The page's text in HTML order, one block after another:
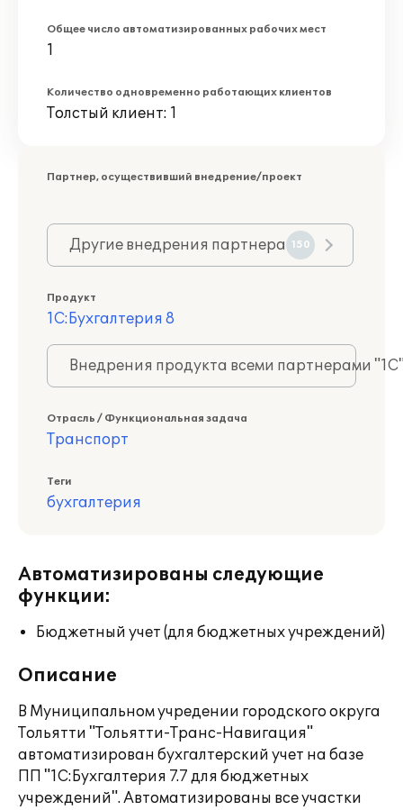
Общее число автоматизированных рабочих мест
1
Количество одновременно работающих клиентов
Толстый клиент: 1
Партнер, осуществивший внедрение/проект
Другие внедрения партнера 150
Продукт
1С:Бухгалтерия 8
Внедрения продукта всеми партнерами
Отрасль / Функциональная задача
Транспорт
Теги
бухгалтерия
Автоматизированы следующие
функции:
Бюджетный учет (для бюджетных учреждений)
Описание
В Муниципальном учредении городского округа
Тольятти "Тольятти-Транс-Навигация"
автоматизирован бухгалтерский учет на базе
ПП "1С:Бухгалтерия 7.7 для бюджетных
учреждений". Автоматизированы все участки